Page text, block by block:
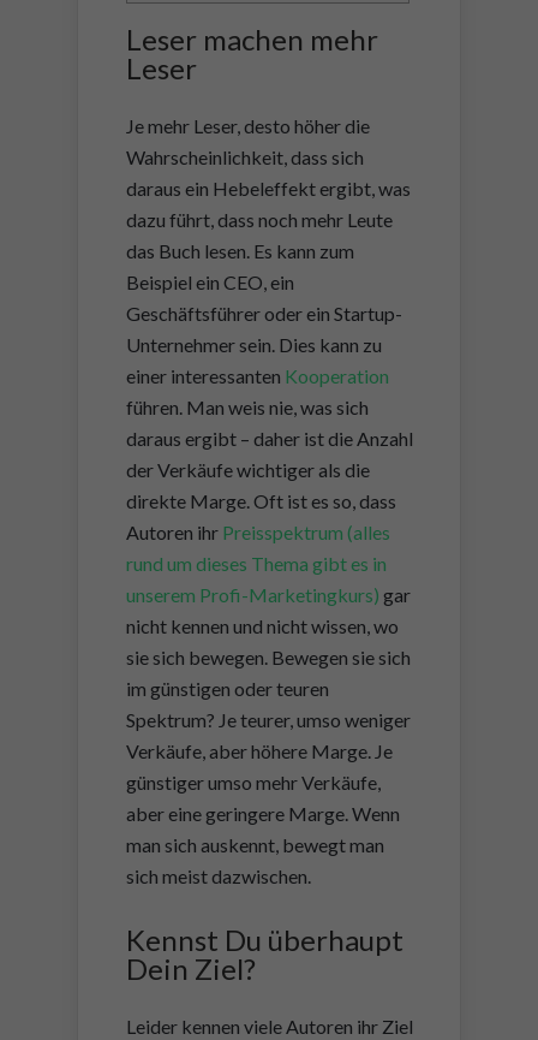
Leser machen mehr
Leser
Je mehr Leser, desto höher die
Wahrscheinlichkeit, dass sich
daraus ein Hebeleffekt ergibt, was
dazu führt, dass noch mehr Leute
das Buch lesen. Es kann zum
Beispiel ein CEO, ein
Geschäftsführer oder ein Startup-
Unternehmer sein. Dies kann zu
einer interessanten Kooperation
führen. Man weis nie, was sich
daraus ergibt – daher ist die Anzahl
der Verkäufe wichtiger als die
direkte Marge. Oft ist es so, dass
Autoren ihr Preisspektrum (alles
rund um dieses Thema gibt es in
unserem Profi-Marketingkurs) gar
nicht kennen und nicht wissen, wo
sie sich bewegen. Bewegen sie sich
im günstigen oder teuren
Spektrum? Je teurer, umso weniger
Verkäufe, aber höhere Marge. Je
günstiger umso mehr Verkäufe,
aber eine geringere Marge. Wenn
man sich auskennt, bewegt man
sich meist dazwischen.
Kennst Du überhaupt
Dein Ziel?
Leider kennen viele Autoren ihr Ziel